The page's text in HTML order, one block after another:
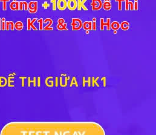
hình thành loài người, quê